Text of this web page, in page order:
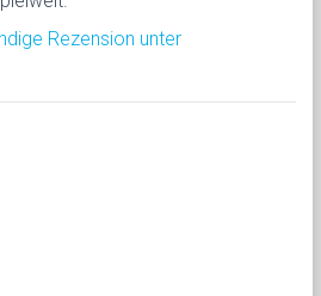
Rezension unter